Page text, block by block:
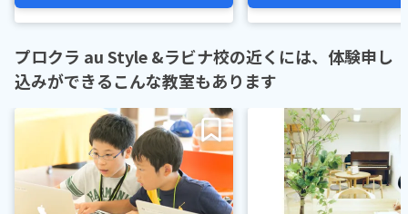
プロクラ au Style &ラビナ校の近くには、体験申し
込みができるこんな教室もあります